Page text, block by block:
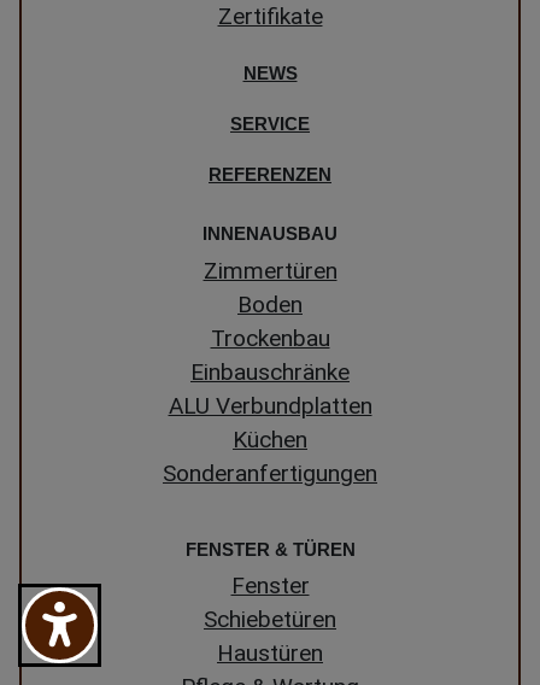
Zertifikate
NEWS
SERVICE
REFERENZEN
INNENAUSBAU
Zimmertüren
Boden
Trockenbau
Einbauschränke
ALU Verbundplatten
Küchen
Sonderanfertigungen
FENSTER & TÜREN
Fenster
Schiebetüren
Haustüren